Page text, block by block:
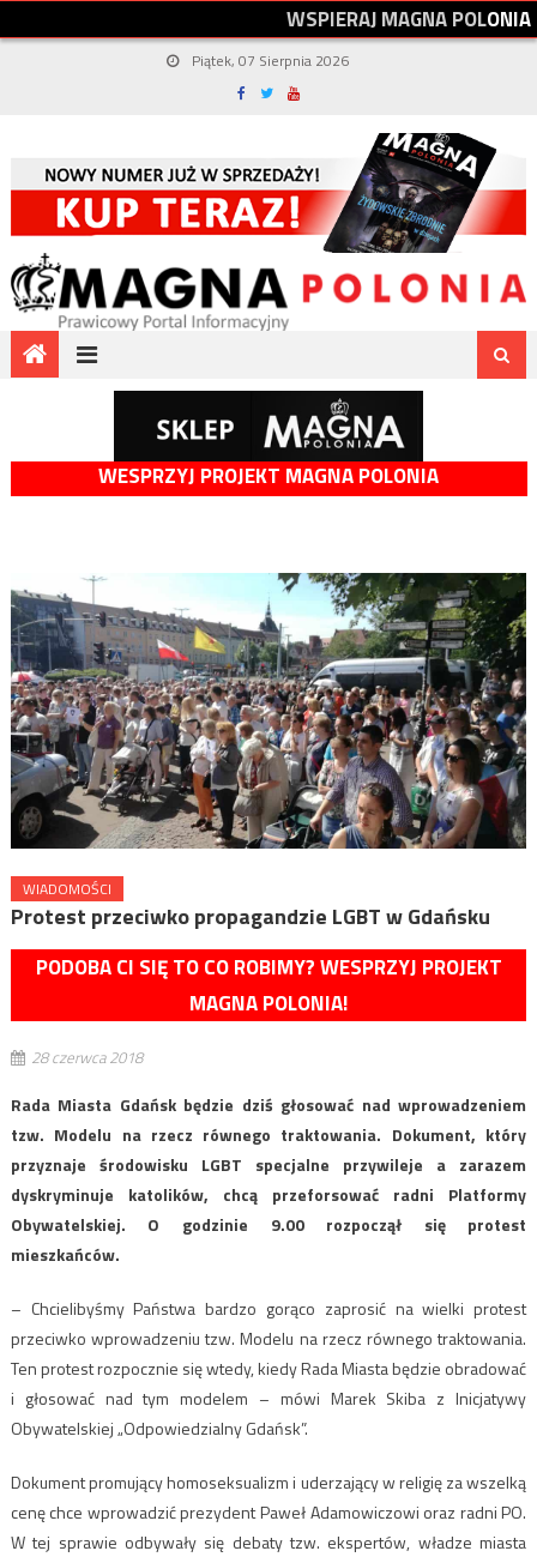
WSPIERAJMAGNAPOLONIA
Piątek, 07 Sierpnia 2026
WESPRZYJ PROJEKT MAGNA POLONIA
WIADOMOŚCI
Protest przeciwko propagandzie LGBT w Gdańsku
PODOBA CI SIĘ TO CO ROBIMY? WESPRZYJ PROJEKT
MAGNA POLONIA!
28 czerwca 2018
Rada Miasta Gdańsk będzie dziś głosować nad wprowadzeniem
tzw. Modelu na rzecz równego traktowania. Dokument, który
przyznaje środowisku LGBT specjalne przywileje a zarazem
dyskryminuje katolików, chcą przeforsować radni Platformy
Obywatelskiej. O godzinie 9.00 rozpoczął się protest
mieszkańców.
– Chcielibyśmy Państwa bardzo gorąco zaprosić na wielki protest
przeciwko wprowadzeniu tzw. Modelu na rzecz równego traktowania.
Ten protest rozpocznie się wtedy, kiedy Rada Miasta będzie obradować
i głosować nad tym modelem – mówi Marek Skiba z Inicjatywy
Obywatelskiej „Odpowiedzialny Gdańsk”.
Dokument promujący homoseksualizm i uderzający w religię za wszelką
cenę chce wprowadzić prezydent Paweł Adamowiczowi oraz radni PO.
W tej sprawie odbywały się debaty tzw. ekspertów, władze miasta